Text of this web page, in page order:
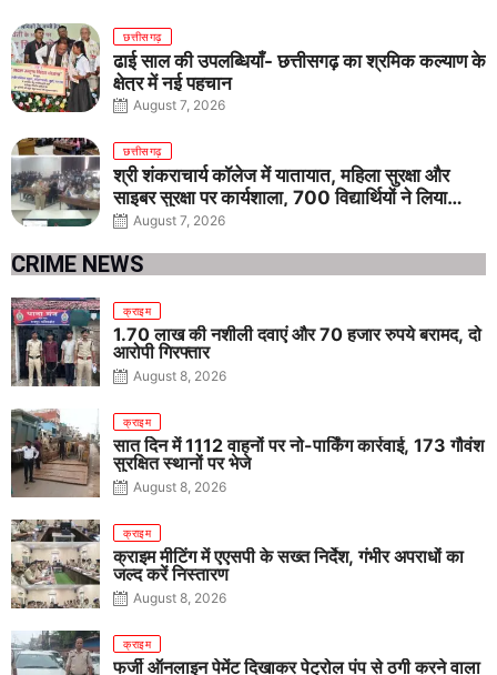
छत्तीसगढ़
ढाई साल की उपलब्धियाँ- छत्तीसगढ़ का श्रमिक कल्याण के
क्षेत्र में नई पहचान
August 7, 2026
छत्तीसगढ़
श्री शंकराचार्य कॉलेज में यातायात, महिला सुरक्षा और
साइबर सुरक्षा पर कार्यशाला, 700 विद्यार्थियों ने लिया
जागरूकता का संकल्प
August 7, 2026
CRIME NEWS
क्राइम
1.70 लाख की नशीली दवाएं और 70 हजार रुपये बरामद, दो
आरोपी गिरफ्तार
August 8, 2026
क्राइम
सात दिन में 1112 वाहनों पर नो-पार्किंग कार्रवाई, 173 गौवंश
सुरक्षित स्थानों पर भेजे
August 8, 2026
क्राइम
क्राइम मीटिंग में एएसपी के सख्त निर्देश, गंभीर अपराधों का
जल्द करें निस्तारण
August 8, 2026
क्राइम
फर्जी ऑनलाइन पेमेंट दिखाकर पेट्रोल पंप से ठगी करने वाला